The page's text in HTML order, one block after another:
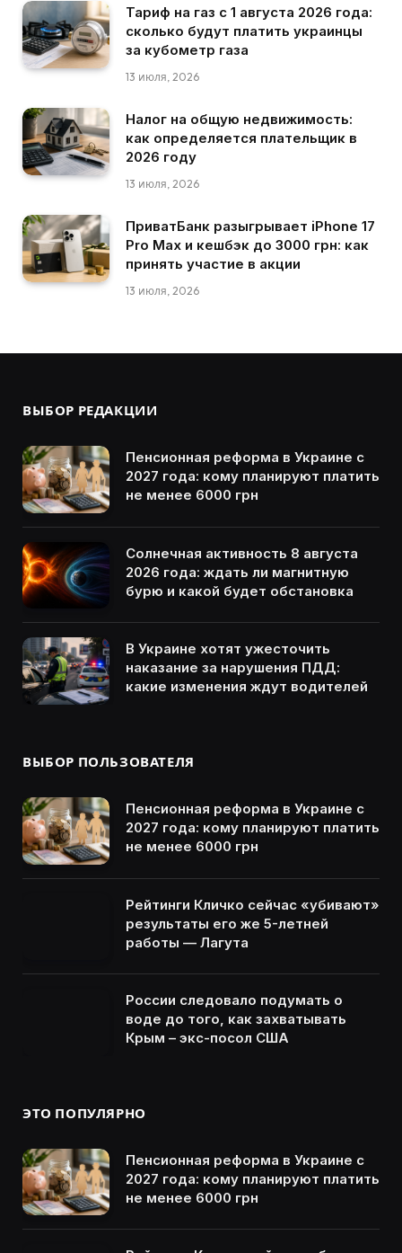
Тариф на газ с 1 августа 2026 года:
сколько будут платить украинцы
за кубометр газа
13 июля, 2026
Налог на общую недвижимость:
как определяется плательщик в
2026 году
13 июля, 2026
ПриватБанк разыгрывает iPhone 17
Pro Max и кешбэк до 3000 грн: как
принять участие в акции
13 июля, 2026
ВЫБОР РЕДАКЦИИ
Пенсионная реформа в Украине с
2027 года: кому планируют платить
не менее 6000 грн
Солнечная активность 8 августа
2026 года: ждать ли магнитную
бурю и какой будет обстановка
В Украине хотят ужесточить
наказание за нарушения ПДД:
какие изменения ждут водителей
ВЫБОР ПОЛЬЗОВАТЕЛЯ
Пенсионная реформа в Украине с
2027 года: кому планируют платить
не менее 6000 грн
Рейтинги Кличко сейчас «убивают»
результаты его же 5-летней
работы — Лагута
России следовало подумать о
воде до того, как захватывать
Крым – экс-посол США
ЭТО ПОПУЛЯРНО
Пенсионная реформа в Украине с
2027 года: кому планируют платить
не менее 6000 грн